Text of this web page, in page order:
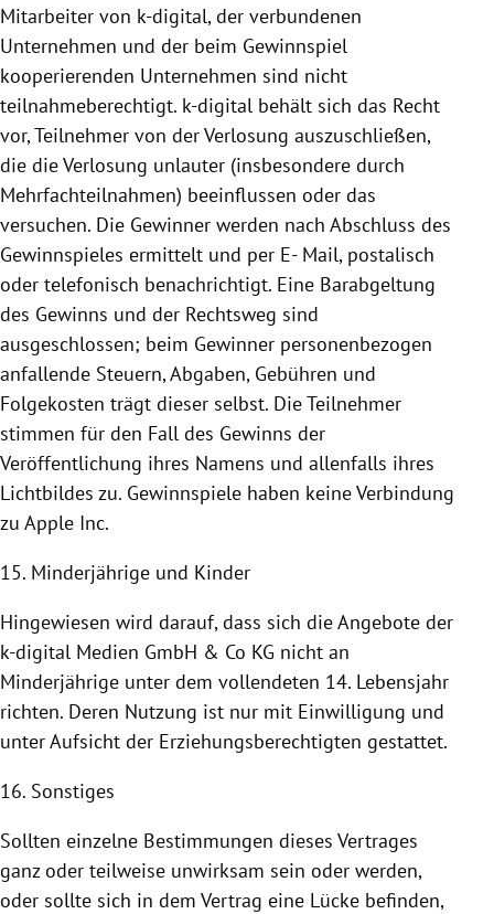
Mitarbeiter von k-digital, der verbundenen
Unternehmen und der beim Gewinnspiel
kooperierenden Unternehmen sind nicht
teilnahmeberechtigt. k-digital behält sich das Recht
vor, Teilnehmer von der Verlosung auszuschließen,
die die Verlosung unlauter (insbesondere durch
Mehrfachteilnahmen) beeinflussen oder das
versuchen. Die Gewinner werden nach Abschluss des
Gewinnspieles ermittelt und per E- Mail, postalisch
oder telefonisch benachrichtigt. Eine Barabgeltung
des Gewinns und der Rechtsweg sind
ausgeschlossen; beim Gewinner personenbezogen
anfallende Steuern, Abgaben, Gebühren und
Folgekosten trägt dieser selbst. Die Teilnehmer
stimmen für den Fall des Gewinns der
Veröffentlichung ihres Namens und allenfalls ihres
Lichtbildes zu. Gewinnspiele haben keine Verbindung
zu Apple Inc.
15. Minderjährige und Kinder
Hingewiesen wird darauf, dass sich die Angebote der
k-digital Medien GmbH & Co KG nicht an
Minderjährige unter dem vollendeten 14. Lebensjahr
richten. Deren Nutzung ist nur mit Einwilligung und
unter Aufsicht der Erziehungsberechtigten gestattet.
16. Sonstiges
Sollten einzelne Bestimmungen dieses Vertrages
ganz oder teilweise unwirksam sein oder werden,
oder sollte sich in dem Vertrag eine Lücke befinden,